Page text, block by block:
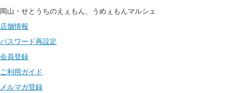
岡山・せとうちのえぇもん、うめぇもんマルシェ
店舗情報
パスワード再設定
会員登録
ご利用ガイド
メルマガ登録